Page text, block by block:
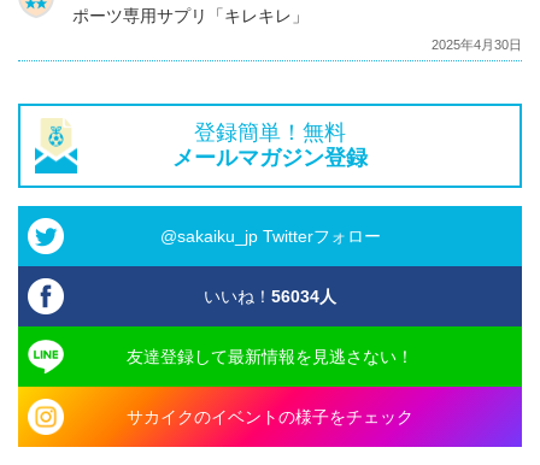
ポーツ専用サプリ「キレキレ」
2025年4月30日
登録簡単！無料
メールマガジン登録
@sakaiku_jp Twitterフォロー
いいね！ 56034人
友達登録して最新情報を見逃さない！
サカイクのイベントの様子をチェック